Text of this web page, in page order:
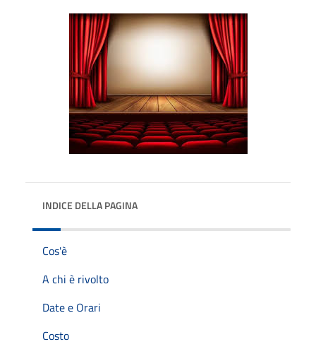
INDICE DELLA PAGINA
Cos'è
A chi è rivolto
Date e Orari
Costo